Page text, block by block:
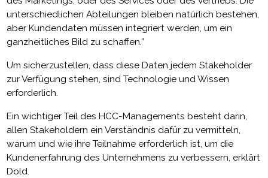
unterschiedlichen Abteilungen bleiben natürlich bestehen,
aber Kundendaten müssen integriert werden, um ein
ganzheitliches Bild zu schaffen.”
Um sicherzustellen, dass diese Daten jedem Stakeholder
zur Verfügung stehen, sind Technologie und Wissen
erforderlich.
Ein wichtiger Teil des HCC-Managements besteht darin,
allen Stakeholdern ein Verständnis dafür zu vermitteln,
warum und wie ihre Teilnahme erforderlich ist, um die
Kundenerfahrung des Unternehmens zu verbessern, erklärt
Dold.